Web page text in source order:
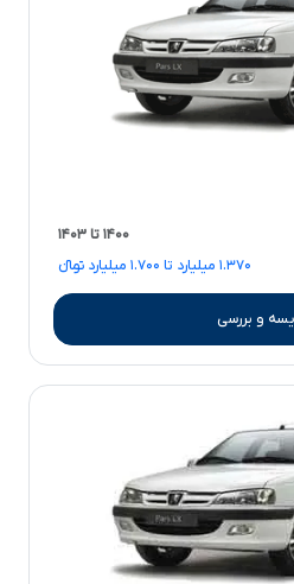
۱۴۰۰ تا ۱۴۰۳
۱.۳۷۰ میلیارد تا ۱.۷۰۰ میلیارد تومانءءء
و بررسی